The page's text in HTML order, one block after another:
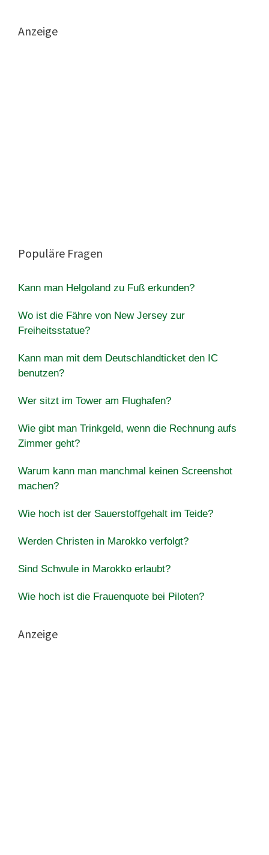
Anzeige
Populäre Fragen
Kann man Helgoland zu Fuß erkunden?
Wo ist die Fähre von New Jersey zur
Freiheitsstatue?
Kann man mit dem Deutschlandticket den IC
benutzen?
Wer sitzt im Tower am Flughafen?
Wie gibt man Trinkgeld, wenn die Rechnung aufs
Zimmer geht?
Warum kann man manchmal keinen Screenshot
machen?
Wie hoch ist der Sauerstoffgehalt im Teide?
Werden Christen in Marokko verfolgt?
Sind Schwule in Marokko erlaubt?
Wie hoch ist die Frauenquote bei Piloten?
Anzeige